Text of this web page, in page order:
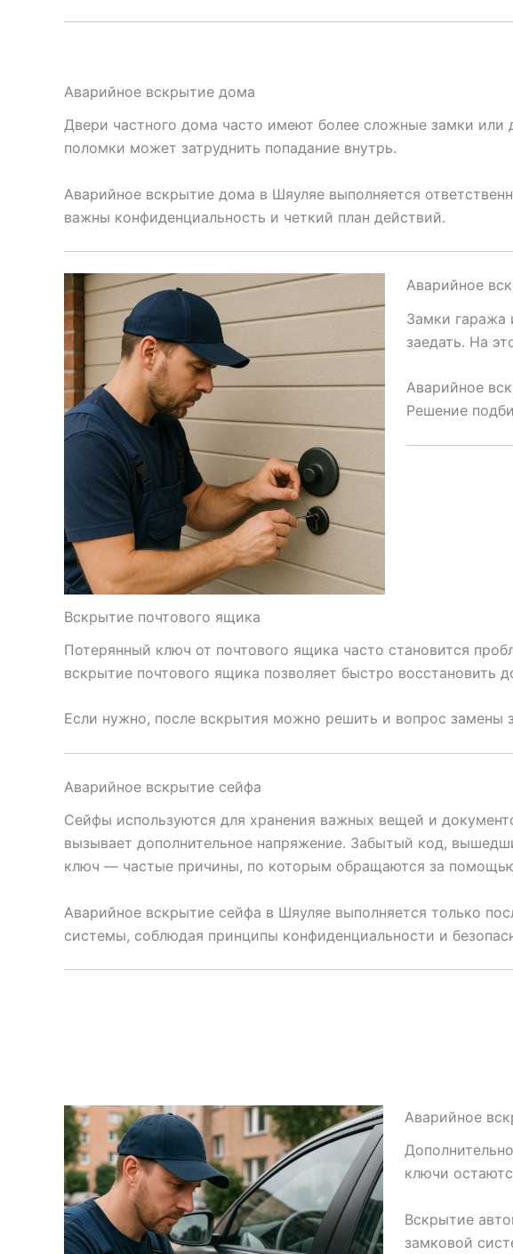
Аварийное вскрытие дома
Двери частного дома часто имеют более сложные замки
поломки может затруднить попадание внутрь.
Аварийное вскрытие дома в Шяуляе выполняется
важны конфиденциальность и четкий план действий.
Аварийное
Замки гаража
заедать. На
Аварийное
Решение
Вскрытие почтового ящика
Потерянный ключ от почтового ящика часто становится
вскрытие почтового ящика позволяет быстро восстановить
Если нужно, после вскрытия можно решить и вопрос замены
Аварийное вскрытие сейфа
Сейфы используются для хранения важных вещей и
вызывает дополнительное напряжение. Забытый код,
ключ — частые причины, по которым обращаются за
Аварийное вскрытие сейфа в Шяуляе выполняется только
системы, соблюдая принципы конфиденциальности и
Аварийное
ключи
Вскрытие
замковой